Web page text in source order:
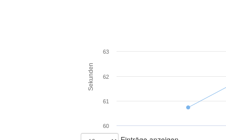
Sekunden
60
61
62
63